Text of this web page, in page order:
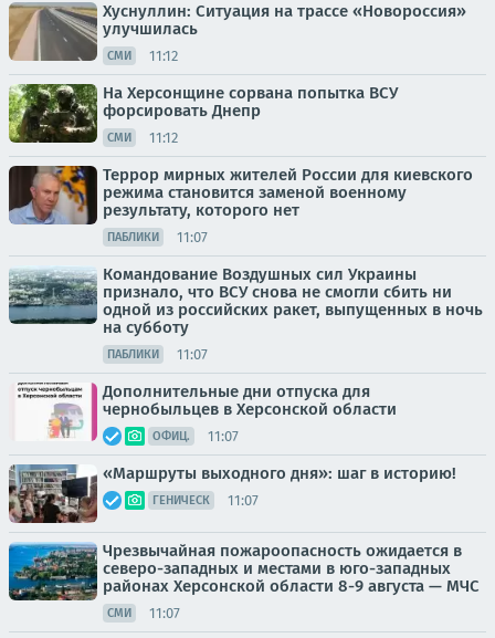
Хуснуллин: Ситуация на трассе «Новороссия»
улучшилась
СМИ 11:12
На Херсонщине сорвана попытка ВСУ
форсировать Днепр
СМИ 11:12
Террор мирных жителей России для киевского
режима становится заменой военному
результату, которого нет
ПАБЛИКИ 11:07
Командование Воздушных сил Украины
признало, что ВСУ снова не смогли сбить ни
одной из российских ракет, выпущенных в ночь
на субботу
ПАБЛИКИ 11:07
Дополнительные дни отпуска для
чернобыльцев в Херсонской области
ОФИЦ. 11:07
«Маршруты выходного дня»: шаг в историю!
ГЕНИЧЕСК 11:07
Чрезвычайная пожароопасность ожидается в
северо-западных и местами в юго-западных
районах Херсонской области 8-9 августа — МЧС
СМИ 11:07